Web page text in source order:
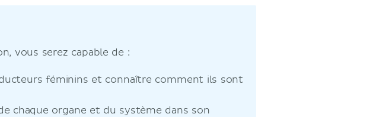
vous serez capable de :
féminins et connaître comment ils sont
chaque organe et du système dans son